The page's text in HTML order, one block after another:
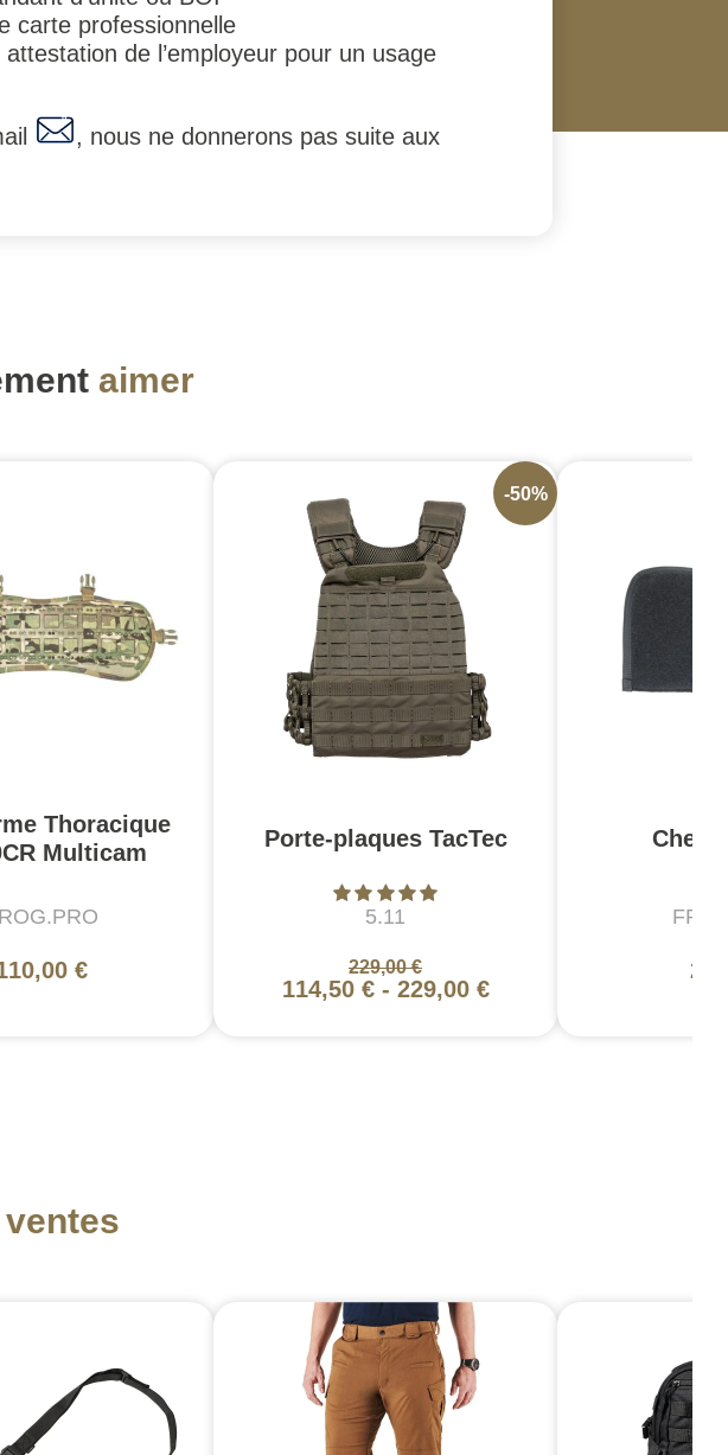
carte professionnelle
de l’employeur pour un usage
, nous ne donnerons pas suite aux
aimer
Thoracique
Multicam
€
Porte-plaques TacTec
5.11
229,00 €
114,50 €- 229,00 €
-50%
Chest
ventes